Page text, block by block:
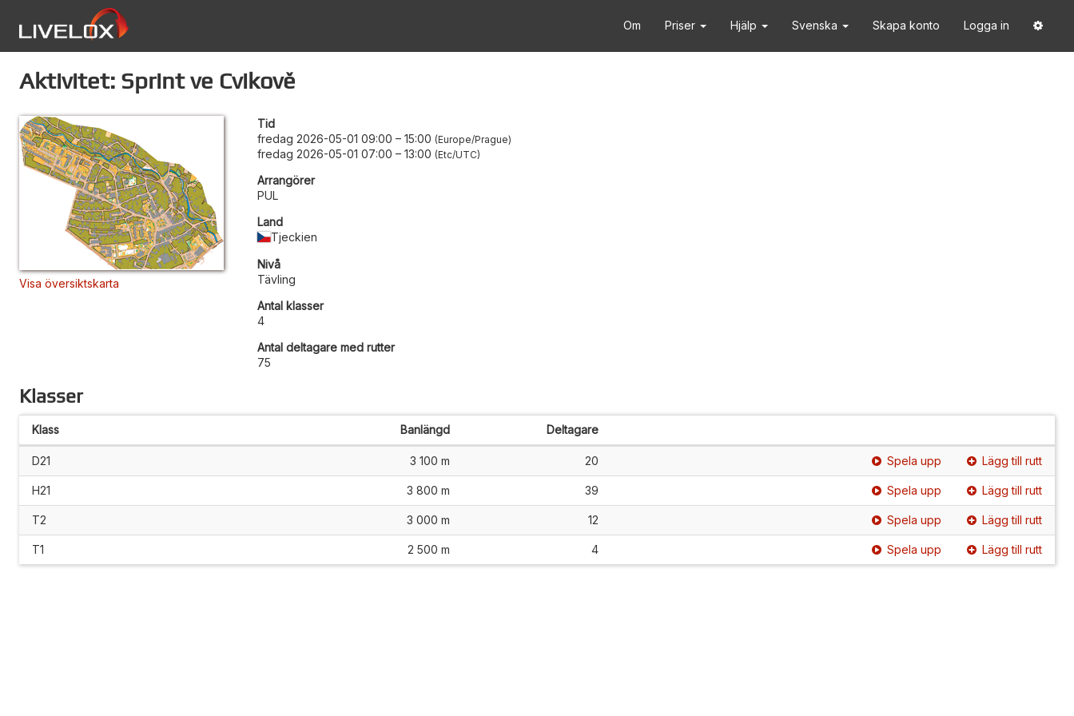
Om Priser Hjälp Svenska Skapa konto Logga in
Aktivitet: Sprint ve Cvikově
Visa översiktskarta
Tid
fredag 2026-05-01 09:00 – 15:00 Europe/Prague
fredag 2026-05-01 07:00 – 13:00 Etc/UTC
Arrangörer
PUL
Land
Tjeckien
Nivå
Tävling
Antal klasser
4
Antal deltagare med rutter
75
Klasser
Klass Banlängd Deltagare
D21 3 100 m 20 Spela upp Lägg till rutt
H21 3 800 m 39 Spela upp Lägg till rutt
T2 3 000 m 12 Spela upp Lägg till rutt
T1 2 500 m 4 Spela upp Lägg till rutt